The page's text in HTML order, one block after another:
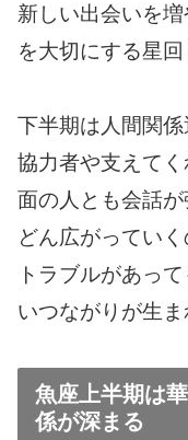
新しい出会いを
を大切にする星回
下半期は人間関係
協力者や支えて
面の人とも会話
どん広がっていく
トラブルがあっ
いつながりが生ま
魚座上半期は
係が深まる